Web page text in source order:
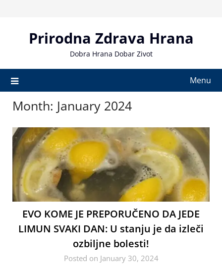
Prirodna Zdrava Hrana
Dobra Hrana Dobar Zivot
Menu
Month: January 2024
EVO KOME JE PREPORUČENO DA JEDE
LIMUN SVAKI DAN: U stanju je da izleči
ozbiljne bolesti!
Posted on January 30, 2024